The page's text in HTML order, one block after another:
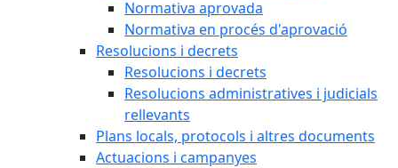
Normativa aprovada
Normativa en procés d'aprovació
Resolucions i decrets
Resolucions i decrets
Resolucions administratives i judicials
rellevants
Plans locals, protocols i altres documents
Actuacions i campanyes